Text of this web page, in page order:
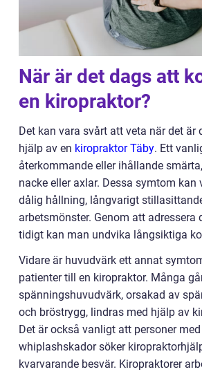
När är det dags att
en kiropraktor?
Det kan vara svårt att veta när det är
hjälp av en kiropraktor Täby. Ett
återkommande eller ihållande
nacke eller axlar. Dessa symtom kan
dålig hållning, långvarigt
arbetsmönster. Genom att adressera
tidigt kan man undvika långsiktiga
Vidare är huvudvärk ett annat
patienter till en kiropraktor. Många
spänningshuvudvärk, orsakad av
och bröstrygg, lindras med hjälp av
Det är också vanligt att personer
whiplashskador söker
kvarvarande besvär. Kiropraktorer